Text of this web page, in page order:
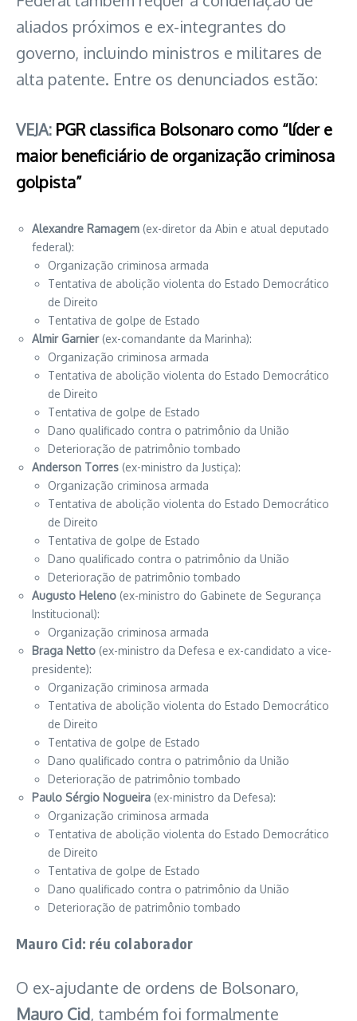
aliados próximos e ex-integrantes do
governo, incluindo ministros e militares de
alta patente. Entre os denunciados estão:
VEJA: PGR classifica Bolsonaro como “líder e
maior beneficiário de organização criminosa
golpista”
Alexandre Ramagem (ex-diretor da Abin e atual deputado
federal):
Organização criminosa armada
Tentativa de abolição violenta do Estado Democrático
de Direito
Tentativa de golpe de Estado
Almir Garnier(ex-comandante da Marinha):
Organização criminosa armada
Tentativa de abolição violenta do Estado Democrático
de Direito
Tentativa de golpe de Estado
Dano qualificado contra o patrimônio da União
Deterioração de patrimônio tombado
Anderson Torres (ex-ministro da Justiça):
Organização criminosa armada
Tentativa de abolição violenta do Estado Democrático
de Direito
Tentativa de golpe de Estado
Dano qualificado contra o patrimônio da União
Deterioração de patrimônio tombado
Augusto Heleno (ex-ministro do Gabinete de Segurança
Institucional):
Organização criminosa armada
Braga Netto (ex-ministro da Defesa e ex-candidato a vice-
presidente):
Organização criminosa armada
Tentativa de abolição violenta do Estado Democrático
de Direito
Tentativa de golpe de Estado
Dano qualificado contra o patrimônio da União
Deterioração de patrimônio tombado
Paulo Sérgio Nogueira (ex-ministro da Defesa):
Organização criminosa armada
Tentativa de abolição violenta do Estado Democrático
de Direito
Tentativa de golpe de Estado
Dano qualificado contra o patrimônio da União
Deterioração de patrimônio tombado
Mauro Cid: réu colaborador
O ex-ajudante de ordens de Bolsonaro,
Mauro Cid, também foi formalmente